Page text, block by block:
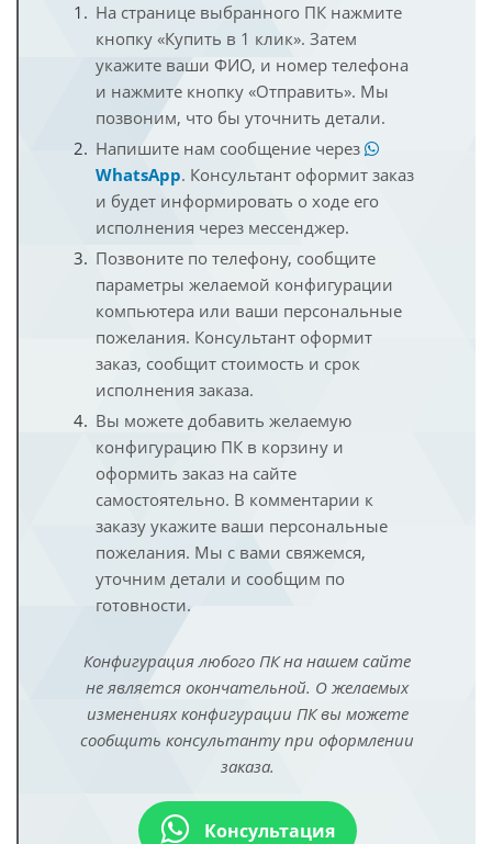
На странице выбранного ПК нажмите
кнопку «Купить в 1 клик». Затем
укажите ваши ФИО, и номер телефона
и нажмите кнопку «Отправить». Мы
позвоним, что бы уточнить детали.
Напишите нам сообщение через
WhatsApp. Консультант оформит заказ
и будет информировать о ходе его
исполнения через мессенджер.
Позвоните по телефону, сообщите
параметры желаемой конфигурации
компьютера или ваши персональные
пожелания. Консультант оформит
заказ, сообщит стоимость и срок
исполнения заказа.
Вы можете добавить желаемую
конфигурацию ПК в корзину и
оформить заказ на сайте
самостоятельно. В комментарии к
заказу укажите ваши персональные
пожелания. Мы с вами свяжемся,
уточним детали и сообщим по
готовности.
Конфигурация любого ПК на нашем сайте
не является окончательной. О желаемых
изменениях конфигурации ПК вы можете
сообщить консультанту при оформлении
заказа.
Консультация